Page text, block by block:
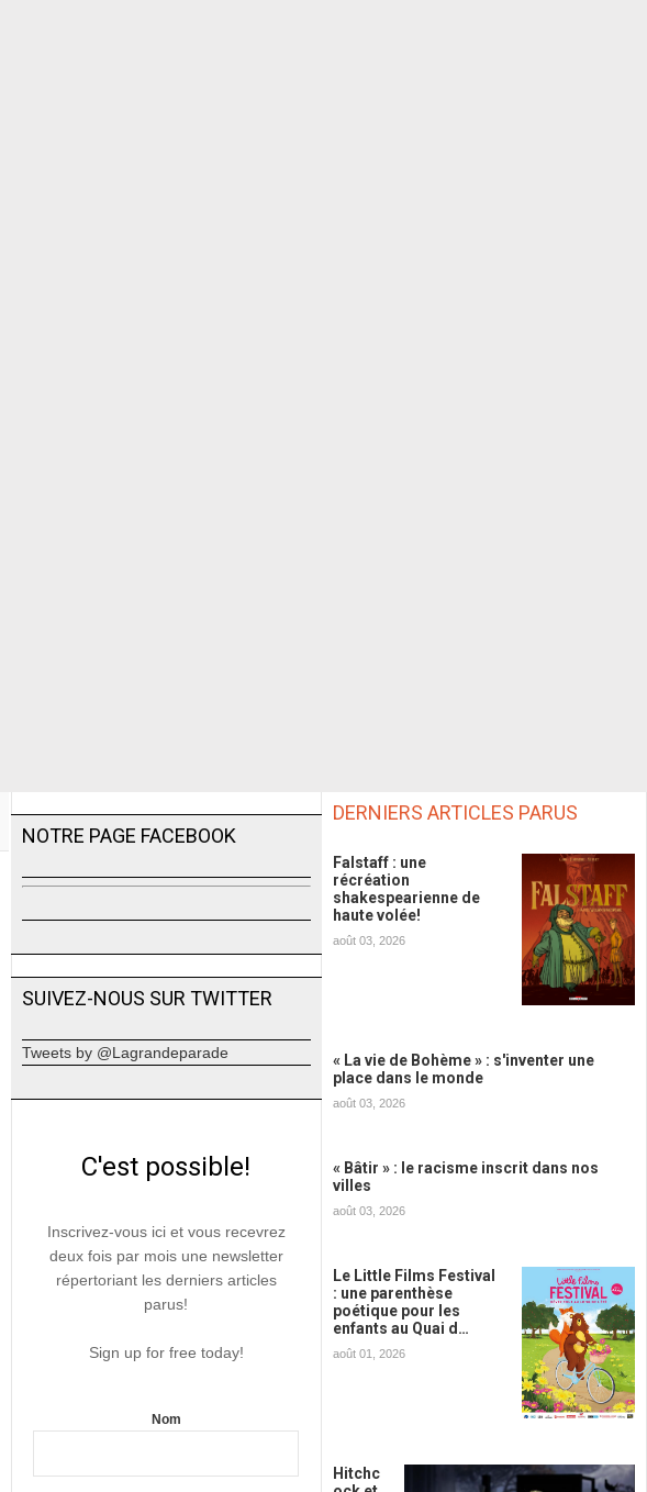
NOTRE PAGE FACEBOOK
SUIVEZ-NOUS SUR TWITTER
Tweets by @Lagrandeparade
C'est possible!
Inscrivez-vous ici et vous recevrez
deux fois par mois une newsletter
répertoriant les derniers articles
parus!
Sign up for free today!
Nom
DERNIERS ARTICLES PARUS
Falstaff : une
récréation
shakespearienne de
haute volée!
août 03, 2026
« La vie de Bohème » : s'inventer une
place dans le monde
août 03, 2026
« Bâtir » : le racisme inscrit dans nos
villes
août 03, 2026
Le Little Films Festival
: une parenthèse
poétique pour les
enfants au Quai d…
août 01, 2026
Hitchc